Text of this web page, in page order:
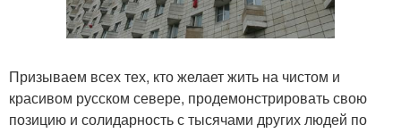
Призываем всех тех, кто желает жить на чистом и
красивом русском севере, продемонстрировать свою
позицию и солидарность с тысячами других людей по